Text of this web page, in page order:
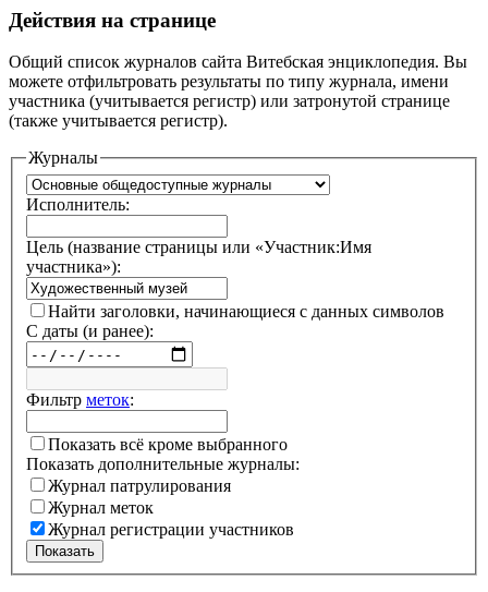
Действия на странице
Общий список журналов сайта Витебская энциклопедия. Вы
можете отфильтровать результаты по типу журнала, имени
участника (учитывается регистр) или затронутой странице
(также учитывается регистр).
Журналы
Исполнитель:
Цель (название страницы или «Участник:Имя
участника»):
Найти заголовки, начинающиеся с данных символов
С даты (и ранее):
Фильтр меток:
Показать всё кроме выбранного
Показать дополнительные журналы:
Журнал патрулирования
Журнал меток
Журнал регистрации участников
Показать